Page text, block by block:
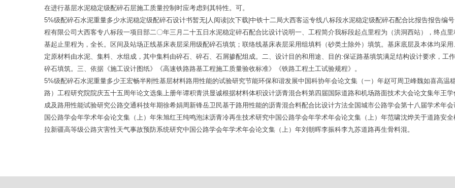
在进行基层水泥稳定级配碎石层施工质量控制时应考虑到其特性。可。
5%级配碎石水泥重量多少水泥稳定级配碎石设计书暂无|人阅读|次下载|中铁十二局大西客运专线八标段水泥稳定级配碎石配合比报告报告编
程有限公司大西客专八标段一项目部二〇年三月二十五日 水泥稳定碎石配合比设计说明一、工程简介我标段起点里程为（洪洞西站），终点
基起止里程为，全长。区间及站场正线基床表层采用级配碎石填筑；联络线基床表层采用组填料（砂类土除外）填筑。基床底层及本体均采
定原材料由水泥、集料、水组成，其中集料由碎石、碎石、石屑掺配组成。二、设计目的和用途、目的:保证路基填筑满足结构设计要求，工
碎石填筑。三、依据《施工设计图纸》《高速铁路路基工程施工质量验收标准》《铁路工程土工试验规程》。
5%级配碎石水泥重量多少王宏畅半刚性基层材料路用性能的试验研究节能环保和谐发展中国科协年会论文集（一）年赵可周卫峰魏如喜高
路）工程研究院院庆五十五周年论文选集上册年谭积青洪显诚根据材料体积设计沥青混合料第四届国际道路和机场路面技术大会论文集年王
成及路用性能试验研究公路交通科技年期徐希娟周新锋岳卫民基于路用性能的沥青混合料配合比设计方法全国城市公路学会第十八届学术年
国公路学会年学术年会论文集（上）年朱旭红王纯鸣泡沫沥青冷再生技术研究中国公路学会年学术年会论文集（上）年范啸沈烨关于道路安
拉新疆高等级公路灾害性天气事故预防系统研究中国公路学会年学术年会论文集（上）年刘朝晖李振科李九苏道路再生骨料混。